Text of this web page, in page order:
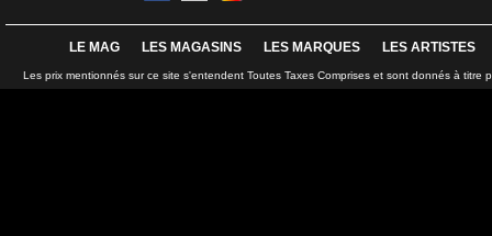
LE MAG LES MAGASINS LES MARQUES LES ARTISTES
Les prix mentionnés sur ce site s'entendent Toutes Taxes Comprises et sont donnés à